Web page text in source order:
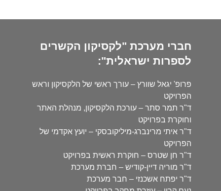
חברי מערכת "לקסיקון הקשרים
לספרות ישראלית":
פרופ' יגאל שוורץ – עורך ראשי של הלקסיקון וראש
הפרויקט
ד"ר תמר סתר – עורכת הלקסיקון, מנהלת האתר
וחוקרת בפרויקט
ד"ר איתי מרינברג-מיליקובסקי – יועץ אקדמי של
הפרויקט
ד"ר חן שטרס – חוקרת ראשית בפרויקט
ד"ר מוריה דיין-קודיש – חברת מערכת
ד"ר יפתח אשכנזי – חבר מערכת